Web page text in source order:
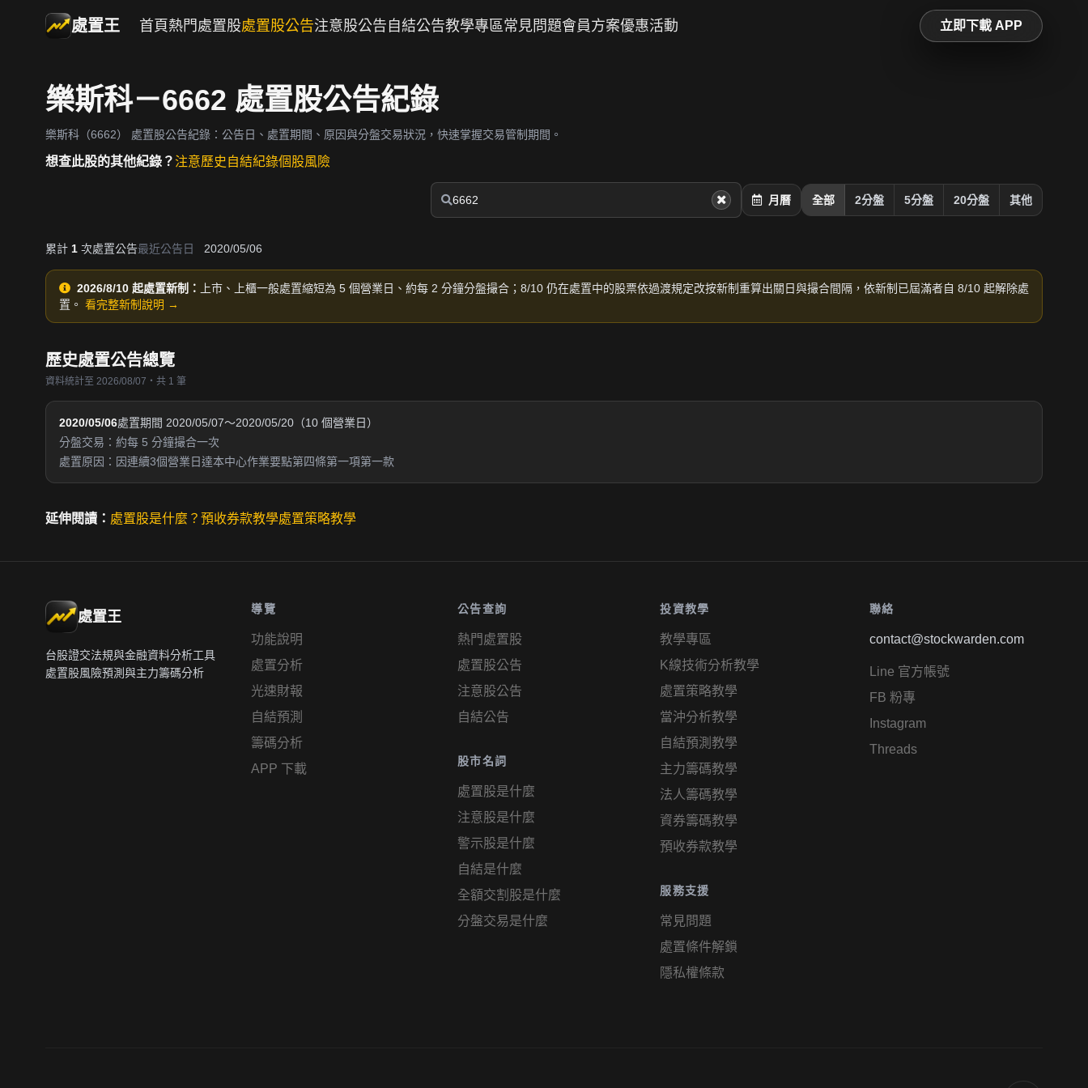
處置王 首頁 熱門處置股處置股公告注意股公告 自結公告教學專區常見問題會員方案優惠活動 立即下載 APP
樂斯科－6662 處置股公告紀錄
樂斯科（6662） 處置股公告紀錄：公告日、處置期間、原因與分盤交易狀況，快速掌握交易管制期間。
想查此股的其他紀錄？注意歷史自結紀錄個股風險
月曆 全部 2分盤 5分盤 20分盤 其他
累計 1 次處置公告最近公告日 2020/05/06
2026/8/10 起處置新制：
上市、上櫃一般處置縮短為 5 個營業日、約每 2 分鐘分盤撮合；8/10 仍在處置中的股票依過渡規定改按新制重算出關日與撮合間隔，依新制已屆滿者自 8/10 起解除處
置。 看完整新制說明 →
歷史處置公告總覽
資料統計至 2026/08/07・共 1 筆
2020/05/06處置期間 2020/05/07～2020/05/20（10 個營業日）
分盤交易：約每 5 分鐘撮合一次
處置原因：因連續3個營業日達本中心作業要點第四條第一項第一款
延伸閱讀： 處置股是什麼？ 預收券款教學處置策略教學
處置王
台股證交法規與金融資料分析工具
處置股風險預測與主力籌碼分析
導覽
功能說明
處置分析
光速財報
自結預測
籌碼分析
APP 下載
公告查詢
熱門處置股
處置股公告
注意股公告
自結公告
股市名詞
處置股是什麼
注意股是什麼
警示股是什麼
自結是什麼
全額交割股是什麼
分盤交易是什麼
投資教學
教學專區
K線技術分析教學
處置策略教學
當沖分析教學
自結預測教學
主力籌碼教學
法人籌碼教學
資券籌碼教學
預收券款教學
服務支援
常見問題
處置條件解鎖
隱私權條款
聯絡
contact@stockwarden.com
Line 官方帳號
FB 粉專
Instagram
Threads